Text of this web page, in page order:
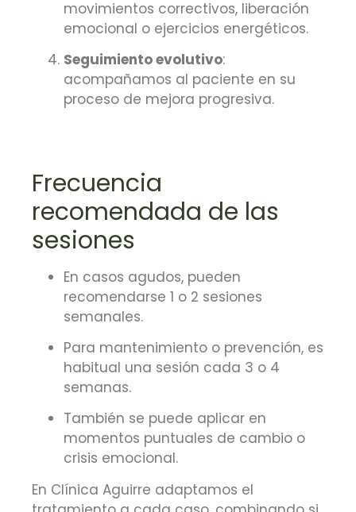
movimientos correctivos, liberación
emocional o ejercicios energéticos.
Seguimiento evolutivo:
acompañamos al paciente en su
proceso de mejora progresiva.
Frecuencia
recomendada de las
sesiones
En casos agudos, pueden
recomendarse 1 o 2 sesiones
semanales.
Para mantenimiento o prevención, es
habitual una sesión cada 3 o 4
semanas.
También se puede aplicar en
momentos puntuales de cambio o
crisis emocional.
En Clínica Aguirre adaptamos el